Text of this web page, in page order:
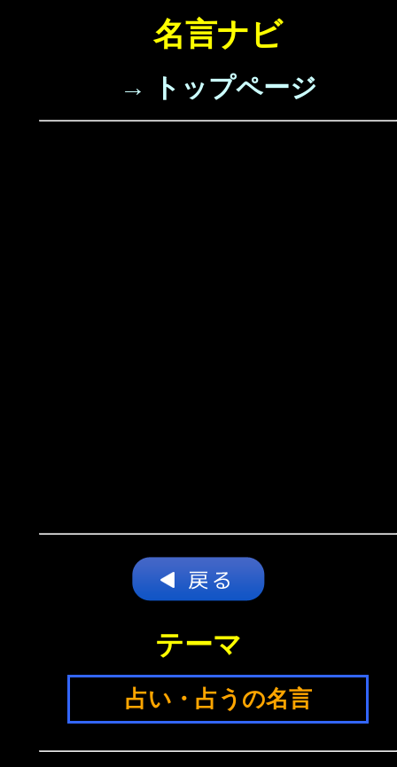
名言ナビ
→ トップページ
テーマ
占い・占うの名言